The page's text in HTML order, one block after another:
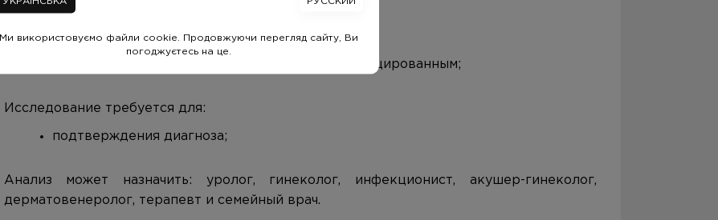
проявление симптомов инфекции;
скрининг лиц, имеющих тесный контакт с инфицированным;
Исследование требуется для:
подтверждения диагноза;
Анализ может назначить: уролог, гинеколог, инфекционист, акушер-гинеколог,
дерматовенеролог, терапевт и семейный врач.
Ми використовуємо файли cookie. Продовжуючи перегляд сайту, Ви
погоджуєтесь на це.